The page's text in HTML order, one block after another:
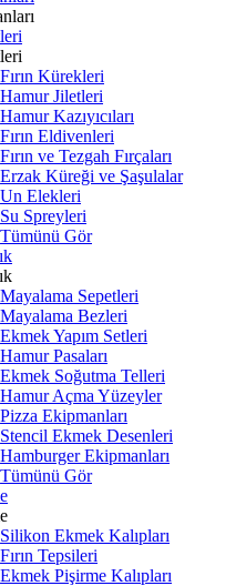
Fırın Kürekleri
Hamur Jiletleri
Hamur Kazıyıcıları
Fırın Eldivenleri
Fırın ve Tezgah Fırçaları
Erzak Küreği ve Şaşulalar
Un Elekleri
Su Spreyleri
Tümünü Gör
Mayalama Sepetleri
Mayalama Bezleri
Ekmek Yapım Setleri
Hamur Pasaları
Ekmek Soğutma Telleri
Hamur Açma Yüzeyler
Pizza Ekipmanları
Stencil Ekmek Desenleri
Hamburger Ekipmanları
Tümünü Gör
Silikon Ekmek Kalıpları
Fırın Tepsileri
Ekmek Pişirme Kalıpları